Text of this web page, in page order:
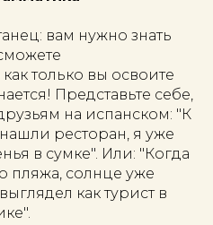
вам нужно знать
только вы освоите
Представьте себе,
на испанском: "К
ресторан, я уже
в сумке". Или: "Когда
пляжа, солнце уже
как турист в